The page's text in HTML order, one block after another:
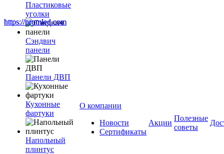
https://promled.com
Пластиковые
уголки
Сэндвич
панели
Панели ДВП
Кухонные
фартуки
Напольный
плинтус
О компании
Новости
Сертификаты
Акции
Полезные
советы
https://promled.com